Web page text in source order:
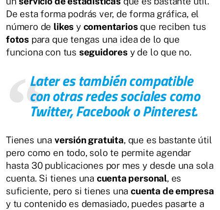
De esta forma podrás ver, de forma gráfica, el
número de likes y comentariosque reciben tus
fotos para que tengas una idea de lo que
funciona con tus seguidoresy de lo que no.
Lateres también compatible
con otrasredes socialescomo
Twitter, Facebook o Pinterest.
Tienes una versión gratuita, que es bastante útil
pero como en todo, solo te permite agendar
hasta 30 publicaciones por mes y desde una sola
cuenta. Si tienes una cuenta personal, es
suficiente, pero si tienes unacuenta de empresa
y tu contenido es demasiado, puedes pasarte a